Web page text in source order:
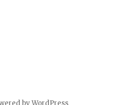
by WordPress